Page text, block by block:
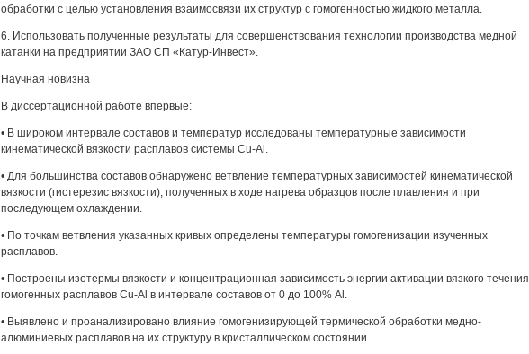
обработки с целью установления взаимосвязи их структур с гомогенностью жидкого металла.
6. Использовать полученные результаты для совершенствования технологии производства медной
катанки на предприятии ЗАО СП «Катур-Инвест».
Научная новизна
В диссертационной работе впервые:
• В широком интервале составов и температур исследованы температурные зависимости
кинематической вязкости расплавов системы Cu-Al.
• Для большинства составов обнаружено ветвление температурных зависимостей кинематической
вязкости (гистерезис вязкости), полученных в ходе нагрева образцов после плавления и при
последующем охлаждении.
• По точкам ветвления указанных кривых определены температуры гомогенизации изученных
расплавов.
• Построены изотермы вязкости и концентрационная зависимость энергии активации вязкого течения
гомогенных расплавов Cu-Al в интервале составов от 0 до 100% Al.
• Выявлено и проанализировано влияние гомогенизирующей термической обработки медно-
алюминиевых расплавов на их структуру в кристаллическом состоянии.